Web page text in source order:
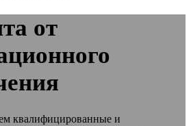
от
квалифицированные и